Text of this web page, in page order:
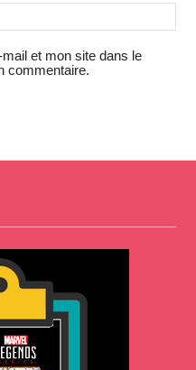
et mon site dans le
commentaire.